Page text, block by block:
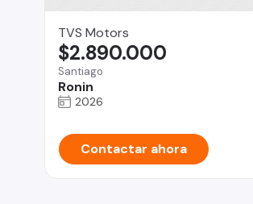
TVS Motors
Santiago
Ronin
$2.890.000
2026
Contactar ahora